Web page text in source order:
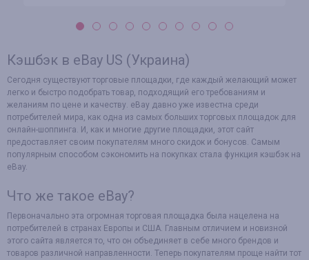
Кэшбэк в eBay US (Украина)
Сегодня существуют торговые площадки, где каждый желающий может
легко и быстро подобрать товар, подходящий его требованиям и
желаниям по цене и качеству. eBay давно уже известна среди
потребителей мира, как одна из самых больших торговых площадок для
онлайн-шоппинга. И, как и многие другие площадки, этот сайт
предоставляет своим покупателям много скидок и бонусов. Самым
популярным способом сэкономить на покупках стала функция кэшбэк на
eBay.
Что же такое eBay?
Первоначально эта огромная торговая площадка была нацелена на
потребителей в странах Европы и США. Главным отличием и новизной
этого сайта является то, что он объединяет в себе много брендов и
товаров различной направленности. Теперь покупателям проще найти тот